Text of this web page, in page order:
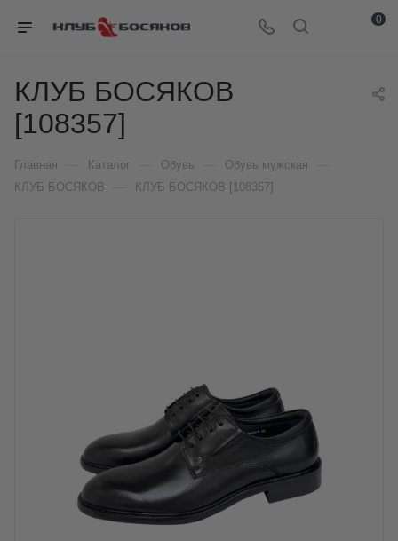
0
КЛУБ БОСЯКОВ
[108357]
Главная Каталог Обувь Обувь мужская
КЛУБ БОСЯКОВ КЛУБ БОСЯКОВ [108357]